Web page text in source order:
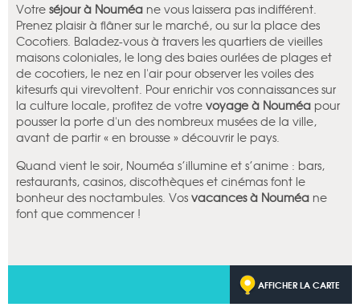
Votre séjour à Nouméa ne vous laissera pas indifférent.
Prenez plaisir à flâner sur le marché, ou sur la place des
Cocotiers. Baladez-vous à travers les quartiers de vieilles
maisons coloniales, le long des baies ourlées de plages et
de cocotiers, le nez en l'air pour observer les voiles des
kitesurfs qui virevoltent. Pour enrichir vos connaissances sur
la culture locale, profitez de votre voyage à Nouméa pour
pousser la porte d'un des nombreux musées de la ville,
avant de partir « en brousse » découvrir le pays.
Quand vient le soir, Nouméa s’illumine et s’anime : bars,
restaurants, casinos, discothèques et cinémas font le
bonheur des noctambules. Vos vacances à Nouméa ne
font que commencer !
AFFICHER LA CARTE